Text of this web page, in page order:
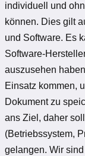
individuell und
können. Dies gilt
und Software. Es
Software-
auszusehen
Einsatz kommen,
Dokument zu
ans Ziel, daher
(Betriebssystem,
gelangen. Wir sind